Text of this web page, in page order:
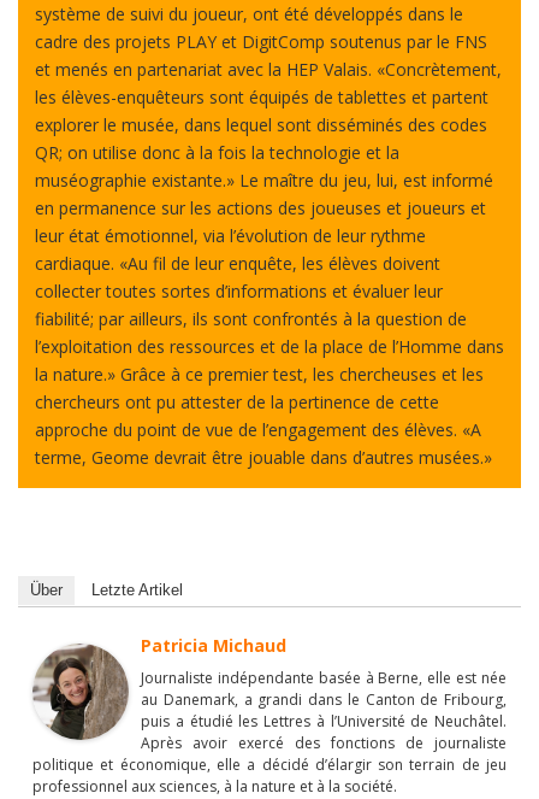
système de suivi du joueur, ont été développés dans le
cadre des projets PLAY et DigitComp soutenus par le FNS
et menés en partenariat avec la HEP Valais. «Concrètement,
les élèves-enquêteurs sont équipés de tablettes et partent
explorer le musée, dans lequel sont disséminés des codes
QR; on utilise donc à la fois la technologie et la
muséographie existante.» Le maître du jeu, lui, est informé
en permanence sur les actions des joueuses et joueurs et
leur état émotionnel, via l’évolution de leur rythme
cardiaque. «Au fil de leur enquête, les élèves doivent
collecter toutes sortes d’informations et évaluer leur
fiabilité; par ailleurs, ils sont confrontés à la question de
l’exploitation des ressources et de la place de l’Homme dans
la nature.» Grâce à ce premier test, les chercheuses et les
chercheurs ont pu attester de la pertinence de cette
approche du point de vue de l’engagement des élèves. «A
terme, Geome devrait être jouable dans d’autres musées.»
Über Letzte Artikel
Patricia Michaud
Journaliste indépendante basée à Berne, elle est née
au Danemark, a grandi dans le Canton de Fribourg,
puis a étudié les Lettres à l’Université de Neuchâtel.
Après avoir exercé des fonctions de journaliste
politique et économique, elle a décidé d’élargir son terrain de jeu
professionnel aux sciences, à la nature et à la société.